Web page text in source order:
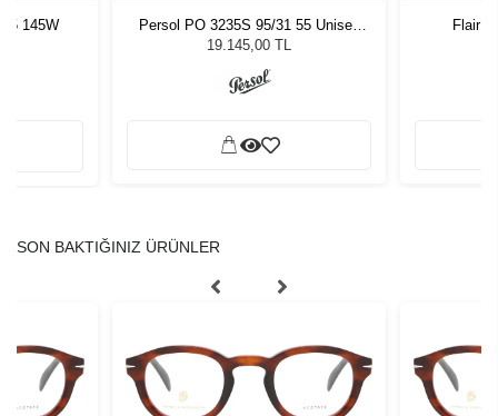
145W
Persol PO 3235S 95/31 55 Unisex
Güneş Gözlüğü
19.145,00 TL
Flair
SON BAKTIĞINIZ ÜRÜNLER